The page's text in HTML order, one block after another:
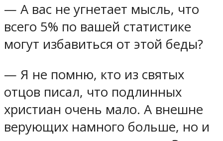
— А вас не угнетает мысль, что
всего 5% по вашей статистике
могут избавиться от этой беды?
— Я не помню, кто из святых
отцов писал, что подлинных
христиан очень мало. А внешне
верующих намного больше, но и